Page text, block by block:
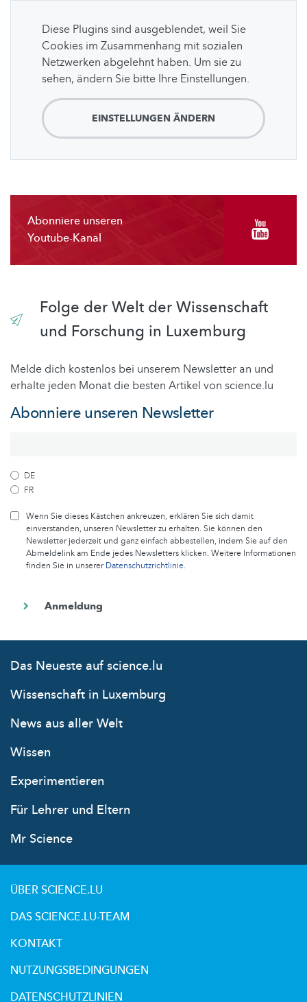
Diese Plugins sind ausgeblendet, weil Sie
Cookies im Zusammenhang mit sozialen
Netzwerken abgelehnt haben. Um sie zu
sehen, ändern Sie bitte Ihre Einstellungen.
EINSTELLUNGEN ÄNDERN
Abonniere unseren
Youtube-Kanal
Folge der Welt der Wissenschaft
und Forschung in Luxemburg
Melde dich kostenlos bei unserem Newsletter an und
erhalte jeden Monat die besten Artikel von science.lu
Abonniere unseren Newsletter
DE
FR
Wenn Sie dieses Kästchen ankreuzen, erklären Sie sich damit
einverstanden, unseren Newsletter zu erhalten. Sie können den
Newsletter jederzeit und ganz einfach abbestellen, indem Sie auf den
Abmeldelink am Ende jedes Newsletters klicken. Weitere Informationen
finden Sie in unsererDatenschutzrichtlinie.
Das Neueste auf science.lu
Wissenschaft in Luxemburg
News aus aller Welt
Wissen
Experimentieren
Für Lehrer und Eltern
Mr Science
ÜBER SCIENCE.LU
DAS SCIENCE.LU-TEAM
KONTAKT
NUTZUNGSBEDINGUNGEN
DATENSCHUTZLINIEN